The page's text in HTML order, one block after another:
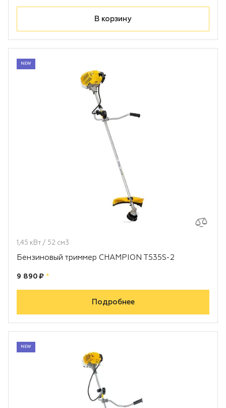
Высоторезы
Моющие аппараты
В корзину
NEW
1,45 кВт / 52 см3
Бензиновый триммер CHAMPION T535S-2
Цена:
9 890 ₽ рублей
*
Подробнее
NEW